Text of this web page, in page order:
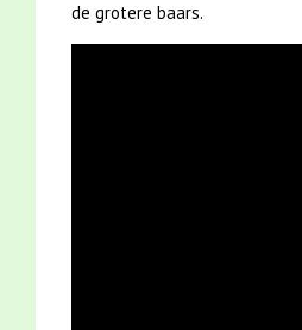
de grotere baars.